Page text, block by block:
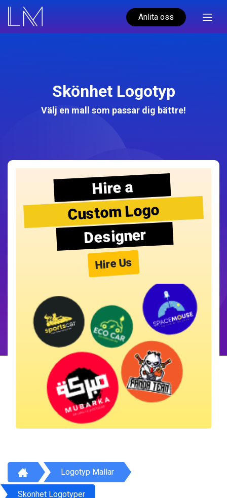
Anlita oss
Skönhet Logotyp
Välj en mall som passar dig bättre!
Hire a
Custom Logo
Designer
Hire Us
Logotyp Mallar
Skönhet Logotyper